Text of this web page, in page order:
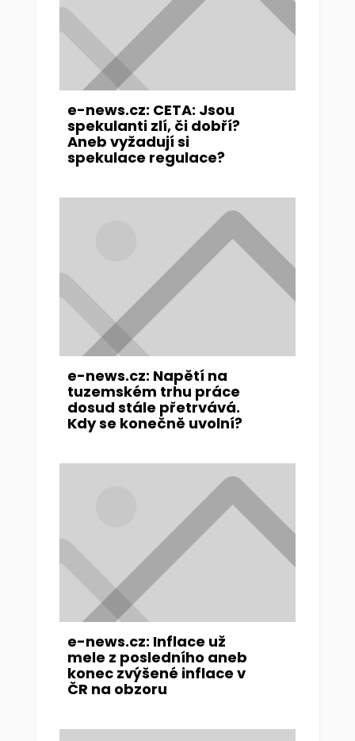
e-news.cz: CETA: Jsou
spekulanti zlí, či dobří?
Aneb vyžadují si
spekulace regulace?
e-news.cz: Napětí na
tuzemském trhu práce
dosud stále přetrvává.
Kdy se konečně uvolní?
e-news.cz: Inflace už
mele z posledního aneb
konec zvýšené inflace v
ČR na obzoru